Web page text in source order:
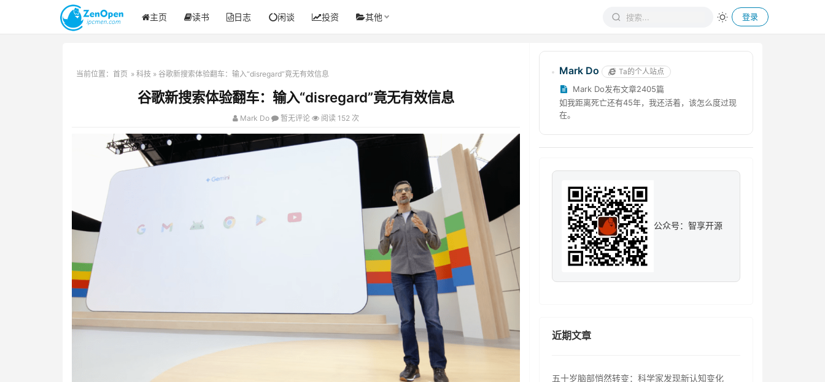
主页 读书 日志 闲谈 投资 其他 登录
当前位置： 首页 » 科技 » 谷歌新搜索体验翻车：输入“disregard”竟无有效信息
谷歌新搜索体验翻车：输入“disregard”竟无有效信息
Mark Do 暂无评论 阅读 152 次
Mark Do Ta的个人站点
Mark Do发布文章2405篇
如我距离死亡还有45年，我还活着，该怎么度过现
在。
公众号：智享开源
近期文章
五十岁脑部悄然转变：科学家发现新认知变化